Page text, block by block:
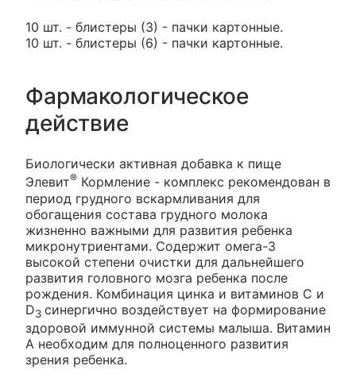
10 шт. - блистеры (3) - пачки картонные.
10 шт. - блистеры (6) - пачки картонные.
Фармакологическое
действие
Биологически активная добавка к пище
Элевит® Кормление - комплекс рекомендован в
период грудного вскармливания для
обогащения состава грудного молока
жизненно важными для развития ребенка
микронутриентами. Содержит омега-3
высокой степени очистки для дальнейшего
развития головного мозга ребенка после
рождения. Комбинация цинка и витаминов С и
D3 синергично воздействует на формирование
здоровой иммунной системы малыша. Витамин
А необходим для полноценного развития
зрения ребенка.